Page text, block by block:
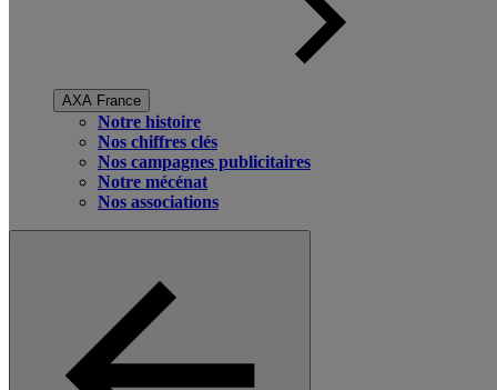
AXA France
Notre histoire
Nos chiffres clés
Nos campagnes publicitaires
Notre mécénat
Nos associations